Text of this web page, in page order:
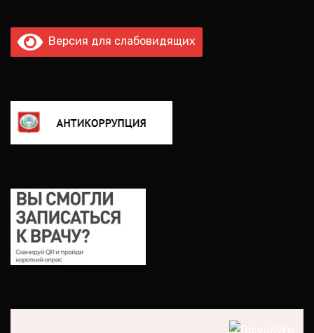
Версия для слабовидящих